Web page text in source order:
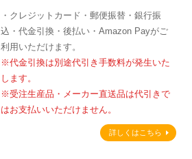
・クレジットカード・郵便振替・銀行振
込・代金引換・後払い・Amazon Payがご
利用いただけます。
※代金引換は別途代引き手数料が発生いた
します。
※受注生産品・メーカー直送品は代引きで
はお支払いいただけません。
詳しくはこちら